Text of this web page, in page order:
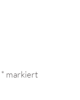
* markiert